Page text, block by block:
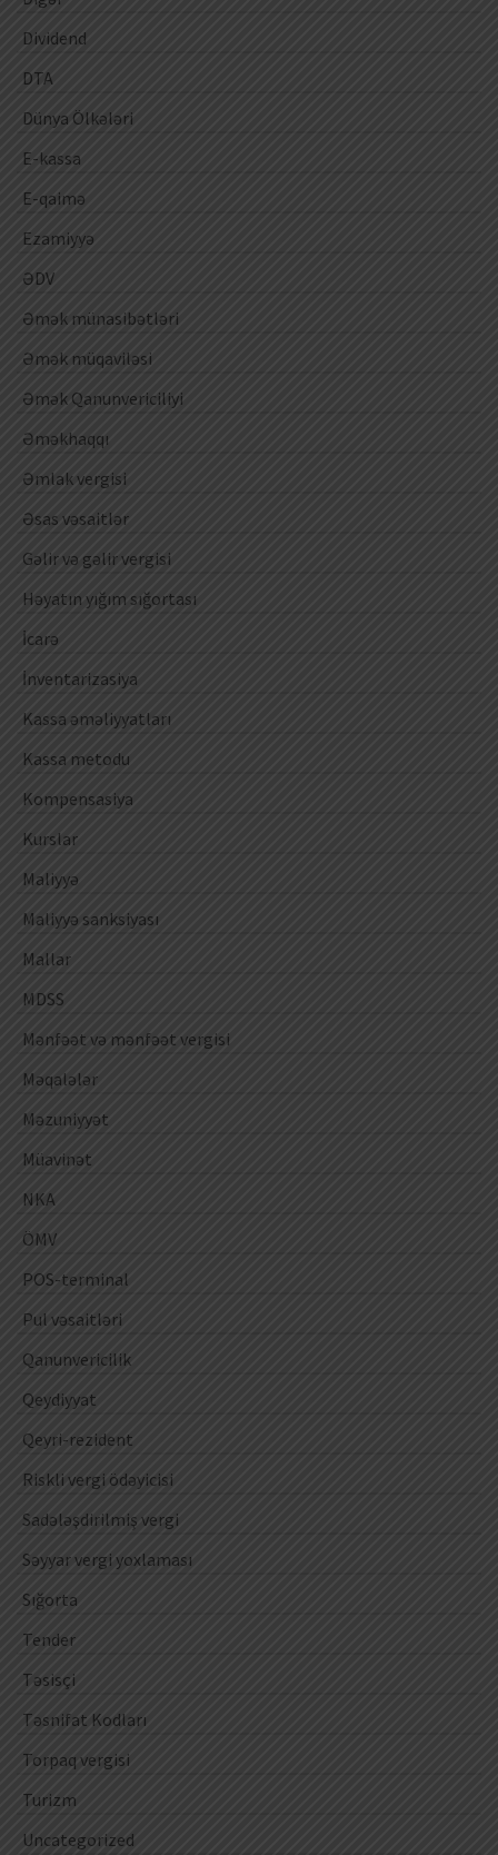
Dividend
DTA
Dünya Ölkələri
E-kassa
E-qaimə
Ezamiyyə
ƏDV
Əmək münasibətləri
Əmək müqaviləsi
Əmək Qanunvericiliyi
Əməkhaqqı
Əmlak vergisi
Əsas vəsaitlər
Gəlir və gəlir vergisi
Həyatın yığım sığortası
İcarə
İnventarizasiya
Kassa əməliyyatları
Kassa metodu
Kompensasiya
Kurslar
Maliyyə
Maliyyə sanksiyası
Mallar
MDSS
Mənfəət və mənfəət vergisi
Məqalələr
Məzuniyyət
Müavinət
NKA
ÖMV
POS-terminal
Pul vəsaitləri
Qanunvericilik
Qeydiyyat
Qeyri-rezident
Riskli vergi ödəyicisi
Sadələşdirilmiş vergi
Səyyar vergi yoxlaması
Sığorta
Tender
Təsisçi
Təsnifat Kodları
Torpaq vergisi
Turizm
Uncategorized